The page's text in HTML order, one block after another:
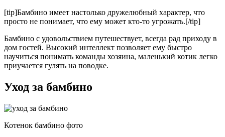
[tip]Бамбино имеет настолько дружелюбный характер, что
просто не понимает, что ему может кто-то угрожать.[/tip]
Бамбино с удовольствием путешествует, всегда рад приходу в
дом гостей. Высокий интеллект позволяет ему быстро
научиться понимать команды хозяина, маленький котик легко
приучается гулять на поводке.
Уход за бамбино
Котенок бамбино фото